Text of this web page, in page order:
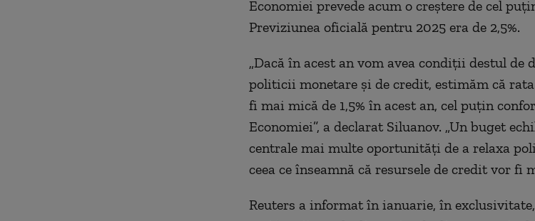
Economiei prevede acum o creştere de cel
Previziunea oficială pentru 2025 era de 2,5%.
„Dacă în acest an vom avea condiţii destul
politicii monetare şi de credit, estimăm că
fi mai mică de 1,5% în acest an, cel puţin
Economiei”, a declarat Siluanov. „Un buget
centrale mai multe oportunităţi de a relaxa
ceea ce înseamnă că resursele de credit vor fi
Reuters a informat în ianuarie, în